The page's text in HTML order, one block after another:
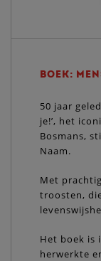
BOEK:
50 jaar
je!’, het
Bosmans,
Naam.
Met
troosten,
Het boek is
herwerkte